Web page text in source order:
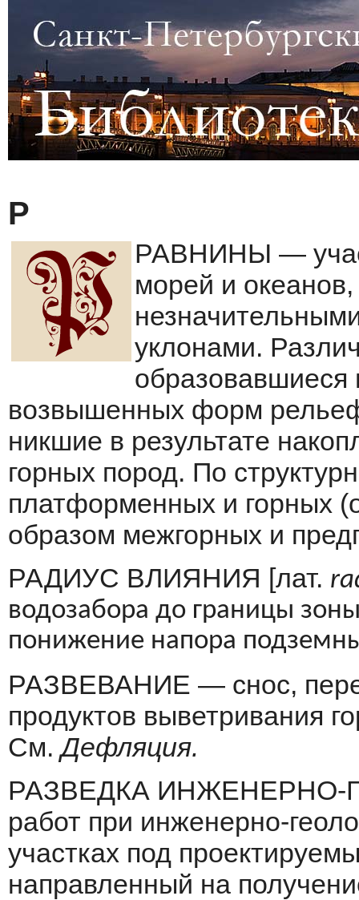
Р
РАВНИНЫ —
морей и
уклонами.
образовавшиеся
возвышенных форм
никшие в результате
горных пород. По
платформенных и гор­ных
образом межгорных и
РАДИУС ВЛИЯНИЯ [лат.
водозабора до границы
понижение напора
РАЗВЕВАНИЕ — снос,
продуктов выветривания
См.Дефляция.
РАЗВЕДКА ИНЖЕНЕРНО-
работ при инженерно-
участках под
направленный на